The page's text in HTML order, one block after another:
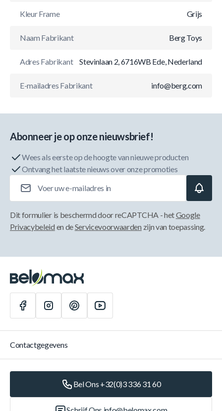
Kleur Frame Grijs
Naam Fabrikant Berg Toys
Adres Fabrikant Stevinlaan 2, 6716WB Ede, Nederland
E-mailadres Fabrikant info@berg.com
Abonneer je op onze nieuwsbrief!
Wees als eerste op de hoogte van nieuwe producten
Ontvang het laatste nieuws over onze promoties
Dit formulier is beschermd door reCAPTCHA - hetGoogle
Privacybeleid en deServicevoorwaarden zijn van toepassing.
Contactgegevens
Bel Ons +32(0)3 336 31 60